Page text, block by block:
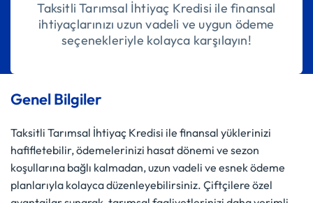
Taksitli Tarımsal İhtiyaç Kredisi ile finansal
ihtiyaçlarınızı uzun vadeli ve uygun ödeme
seçenekleriyle kolayca karşılayın!
Genel Bilgiler
Taksitli Tarımsal İhtiyaç Kredisi ile finansal yüklerinizi
hafifletebilir, ödemelerinizi hasat dönemi ve sezon
koşullarına bağlı kalmadan, uzun vadeli ve esnek ödeme
planlarıyla kolayca düzenleyebilirsiniz. Çiftçilere özel